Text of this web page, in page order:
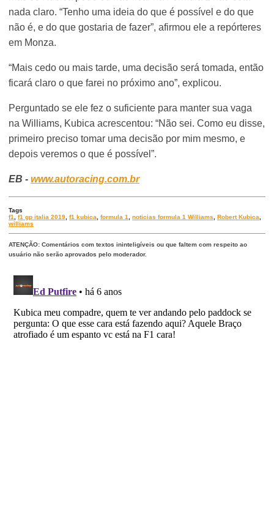
nada claro. “Tenho uma ideia do que é possível e do que
não é, e do que gostaria de fazer”, afirmou ele a repórteres
em Monza.
“Mais cedo ou mais tarde, uma decisão será tomada, então
ficará claro o que farei no próximo ano”, explicou.
Perguntado se ele fez o suficiente para manter sua vaga
na Williams, Kubica acrescentou: “Não sei. Como eu disse,
primeiro preciso tomar uma decisão por mim mesmo, e
depois veremos o que é possível”.
EB -www.autoracing.com.br
Tags
f1,f1 gp italia 2019,f1 kubica,formula 1,noticias formula 1 Williams,Robert Kubica,
williams
ATENÇÃO: Comentários com textos ininteligíveis ou que faltem com respeito ao
usuário não serão aprovados pelo moderador.